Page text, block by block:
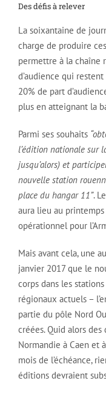
Des défis à relever
La soixantaine de
charge de produire
permettre à la chaîne
d’audience qui
20% de part
plus en atteignant la
Parmi ses souhaits
l’édition nationale sur
jusqu’alors) et
nouvelle station
place du hangar 11”.
aura lieu au
opérationnel pour
Mais avant cela, une
janvier 2017 que le
corps dans les
régionaux actuels –
partie du pôle Nord
créées. Quid alors
Normandie à Caen et
mois de l’échéance,
éditions devraient